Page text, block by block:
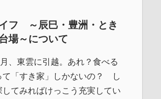
フ ～辰巳・豊洲・とき
場～について
、東雲に引越。あれ？食べる
て「すき家」しかないの？ し
してみればけっこう充実してい